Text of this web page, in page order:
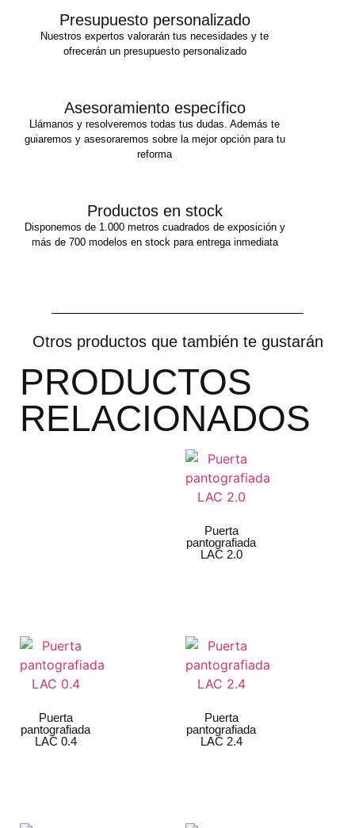
Presupuesto personalizado
Nuestros expertos valorarán tus necesidades y te
ofrecerán un presupuesto personalizado
Asesoramiento específico
Llámanos y resolveremos todas tus dudas. Además te
guiaremos y asesoraremos sobre la mejor opción para tu
reforma
Productos en stock
Disponemos de 1.000 metros cuadrados de exposición y
más de 700 modelos en stock para entrega inmediata
Otros productos que también te gustarán
PRODUCTOS
RELACIONADOS
Puerta
pantografiada
LAC 2.0
Puerta
pantografiada
LAC 0.4
Puerta
pantografiada
LAC 2.4